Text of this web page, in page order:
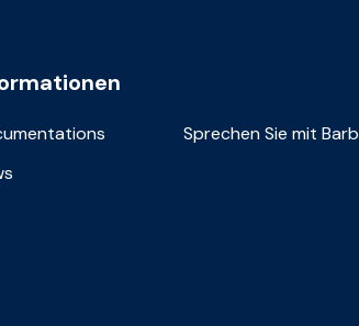
Sprechen Sie mit